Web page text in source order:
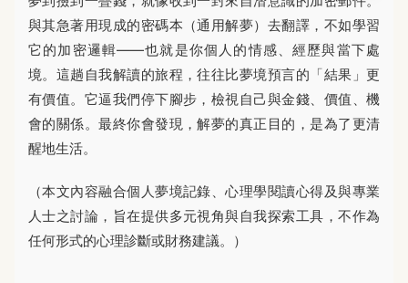
與其急著用現成的密碼本（通用解夢）去翻譯，不如學習
它的加密邏輯——也就是你個人的情感、經歷與當下處
境。這趟自我解讀的旅程，往往比夢境預言的「結果」更
有價值。它逼我們停下腳步，檢視自己與金錢、價值、機
會的關係。最終你會發現，解夢的真正目的，是為了更清
醒地生活。
（本文內容融合個人夢境記錄、心理學閱讀心得及與專業
人士之討論，旨在提供多元視角與自我探索工具，不作為
任何形式的心理診斷或財務建議。）